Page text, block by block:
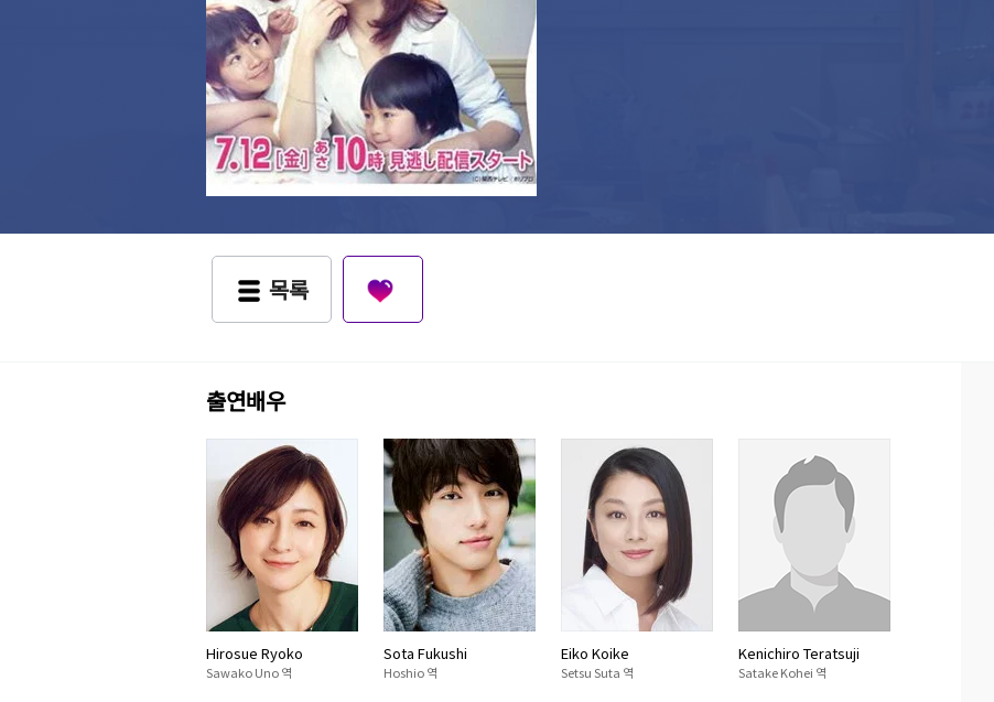
목록
출연배우
Hirosue Ryoko
Sawako Uno 역
Sota Fukushi
Hoshio 역
Eiko Koike
Setsu Suta 역
Kenichiro Teratsuji
Satake Kohei 역